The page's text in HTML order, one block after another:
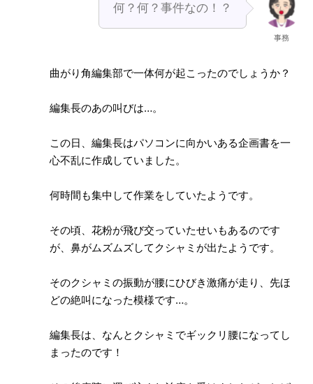
何？何？事件なの！？
事務
曲がり角編集部で一体何が起こったのでしょうか？
編集長のあの叫びは…。
この日、編集長はパソコンに向かいある企画書を一
心不乱に作成していました。
何時間も集中して作業をしていたようです。
その頃、花粉が飛び交っていたせいもあるのです
が、鼻がムズムズしてクシャミが出たようです。
そのクシャミの振動が腰にひびき激痛が走り、先ほ
どの絶叫になった模様です…。
編集長は、なんとクシャミでギックリ腰になってし
まったのです！